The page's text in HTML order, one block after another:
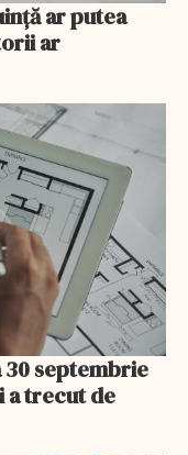
ar putea
ar
30 septembrie
a trecut de